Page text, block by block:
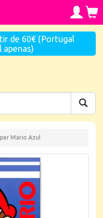
de 60€ (Portugal
apenas)
Mario Azul